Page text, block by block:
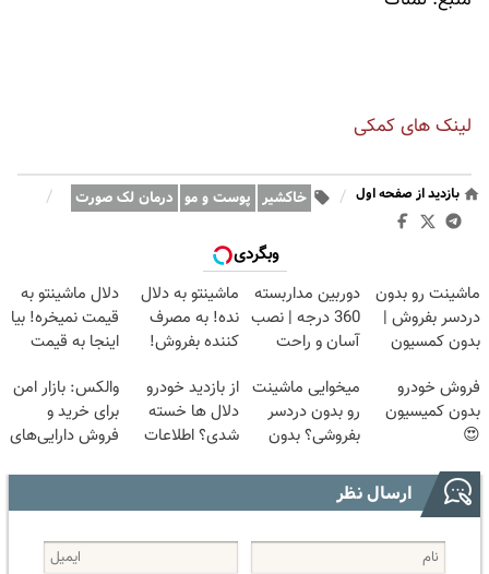
لینک های کمکی
بازدید از صفحه اول / خاکشیر پوست و مو درمان لک صورت /
وبگردی
ماشینت رو بدون
دردسر بفروش |
بدون کمسیون
دوربین مداربسته
360 درجه | نصب
آسان و راحت
ماشینتو به دلال
نده! به مصرف
کننده بفروش!
یک تماس
دلال ماشینتو به
قیمت نمیخره! بیا
اینجا به قیمت
خریدار واقعی*
فروش خودرو
بدون کمیسیون
😍
میخوایی ماشینت
رو بدون دردسر
بفروشی؟ بدون
از بازدید خودرو
دلال ها خسته
شدی؟ اطلاعات
والکس: بازار امن
برای خرید و
فروش دارایی‌های
ارسال نظر